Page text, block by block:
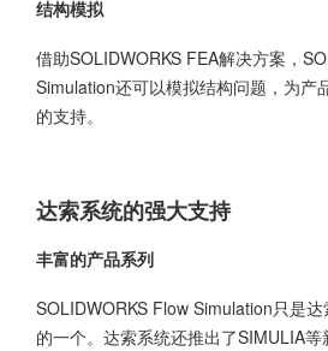
结构模拟
借助SOLIDWORKS FEA解决方案，
Simulation还可以模拟结构问题，为产
的支持。
达索系统的强大支持
丰富的产品系列
SOLIDWORKS Flow Simulation只是
的一个。达索系统还推出了SIMULIA等